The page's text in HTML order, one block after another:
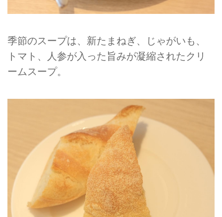
季節のスープは、新たまねぎ、じゃがいも、
トマト、人参が入った旨みが凝縮されたクリ
ームスープ。